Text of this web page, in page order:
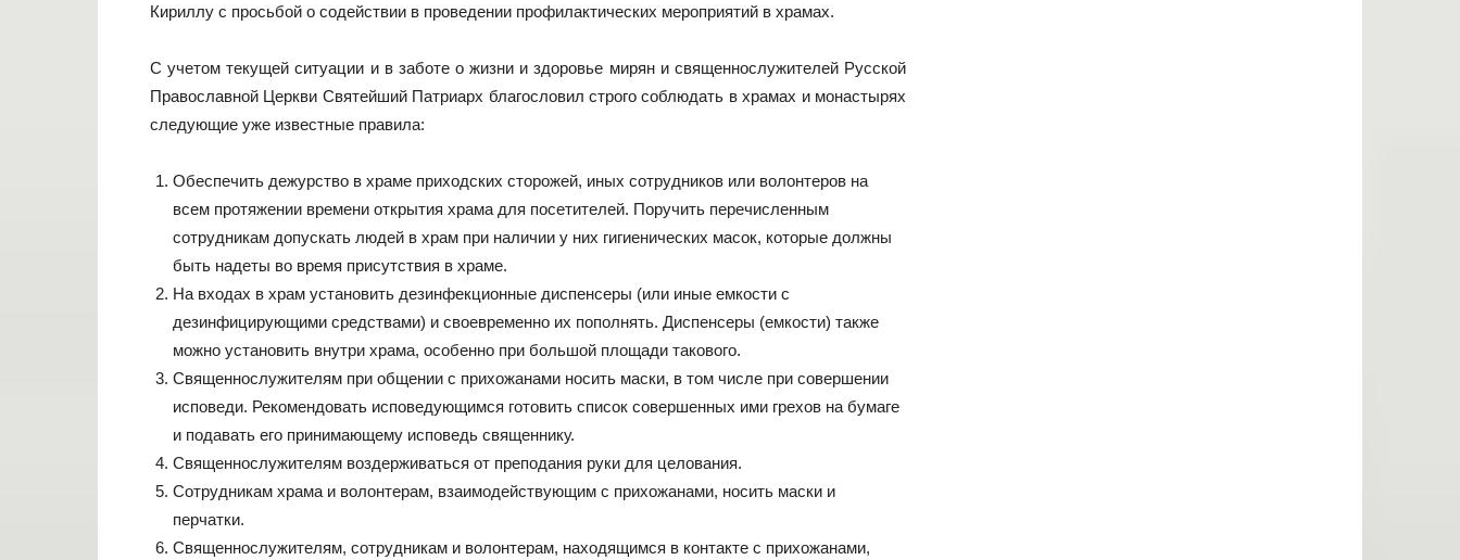
Кириллу с просьбой о содействии в проведении профилактических мероприятий в храмах.
С учетом текущей ситуации и в заботе о жизни и здоровье мирян и священнослужителей Русской
Православной Церкви Святейший Патриарх благословил строго соблюдать в храмах и монастырях
следующие уже известные правила:
Обеспечить дежурство в храме приходских сторожей, иных сотрудников или волонтеров на
всем протяжении времени открытия храма для посетителей. Поручить перечисленным
сотрудникам допускать людей в храм при наличии у них гигиенических масок, которые должны
быть надеты во время присутствия в храме.
На входах в храм установить дезинфекционные диспенсеры (или иные емкости с
дезинфицирующими средствами) и своевременно их пополнять. Диспенсеры (емкости) также
можно установить внутри храма, особенно при большой площади такового.
Священнослужителям при общении с прихожанами носить маски, в том числе при совершении
исповеди. Рекомендовать исповедующимся готовить список совершенных ими грехов на бумаге
и подавать его принимающему исповедь священнику.
Священнослужителям воздерживаться от преподания руки для целования.
Сотрудникам храма и волонтерам, взаимодействующим с прихожанами, носить маски и
перчатки.
Священнослужителям, сотрудникам и волонтерам, находящимся в контакте с прихожанами,